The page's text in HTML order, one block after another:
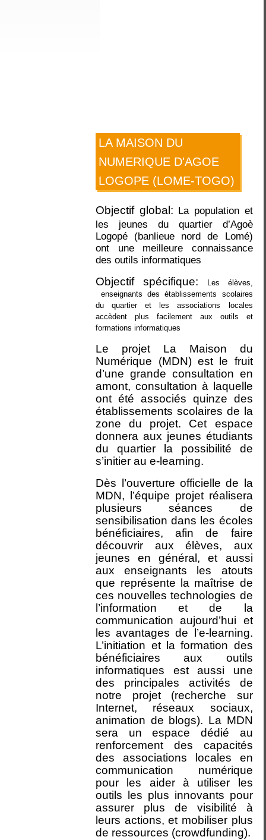
LA MAISON DU
NUMERIQUE D'AGOE
LOGOPE (LOME-TOGO)
Objectif global: La population et
les jeunes du quartier d’Agoè
Logopé (banlieue nord de Lomé)
ont une meilleure connaissance
des outils informatiques
Objectif spécifique:
Les élèves,
enseignants des établissements scolaires
du quartier et les associations locales
accèdent plus facilement aux outils et
formations informatiques
Le projet La Maison du
Numérique (MDN) est le fruit
d’une grande consultation en
amont, consultation à laquelle
ont été associés quinze des
établissements scolaires de la
zone du projet. Cet espace
donnera aux jeunes étudiants
du quartier la possibilité de
s’initier au e-learning.
Dès l’ouverture officielle de la
MDN, l’équipe projet réalisera
plusieurs séances de
sensibilisation dans les écoles
bénéficiaires, afin de faire
découvrir aux élèves, aux
jeunes en général, et aussi
aux enseignants les atouts
que représente la maîtrise de
ces nouvelles technologies de
l’information et de la
communication aujourd’hui et
les avantages de l’e-learning.
L’initiation et la formation des
bénéficiaires aux outils
informatiques est aussi une
des principales activités de
notre projet (recherche sur
Internet, réseaux sociaux,
animation de blogs). La MDN
sera un espace dédié au
renforcement des capacités
des associations locales en
communication numérique
pour les aider à utiliser les
outils les plus innovants pour
assurer plus de visibilité à
leurs actions, et mobiliser plus
de ressources (crowdfunding).